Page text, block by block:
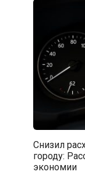
Снизил
городу:
экономии